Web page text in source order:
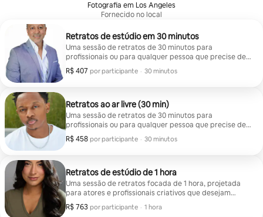
Fotografia em Los Angeles
Fornecido no local
Retratos de estúdio em 30 minutos
Uma sessão de retratos de 30 minutos para
profissionais ou para qualquer pessoa que precise de
uma foto profissional rápida. Ótimo para profissionais,
uso pessoal ou criativos. O pacote inclui 2 imagens
R$ 407 por participante
R$ 407 por participante
, · 30 minutos
Retratos ao ar livre (30 min)
Uma sessão de retratos de 30 minutos para
profissionais ou para qualquer pessoa que precise de
uma foto profissional rápida. Ótimo para profissionais,
uso pessoal ou criativos. O pacote inclui 2 imagens
retocadas à sua escolha, com a opção de comprar
mais.
R$ 458 por participante
R$ 458 por participante
, · 30 minutos
Retratos de estúdio de 1 hora
Uma sessão de retratos focada de 1 hora, projetada
para atores e profissionais criativos que desejam
aprimorar sua marca pessoal. Vamos capturar uma
variedade de looks naturais e expressivos, com
R$ 763 por participante
R$ 763 por participante
, · 1 hora